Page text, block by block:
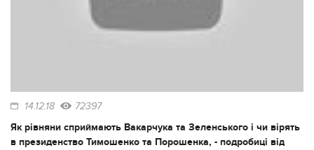
14.12.18 72397
Як рівняни сприймають Вакарчука та Зеленського і чи вірять
в президенство Тимошенко та Порошенка, - подробиці від